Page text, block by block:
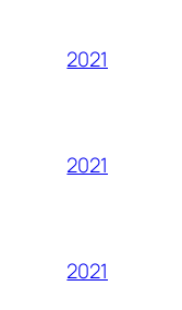
2021
2021
2021